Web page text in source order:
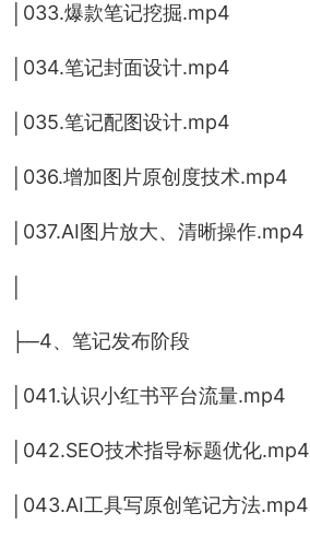
│033.爆款笔记挖掘.mp4
│034.笔记封面设计.mp4
│035.笔记配图设计.mp4
│036.增加图片原创度技术.mp4
│037.AI图片放大、清晰操作.mp4
├─4、笔记发布阶段
│041.认识小红书平台流量.mp4
│042.SEO技术指导标题优化.mp4
│043.AI工具写原创笔记方法.mp4